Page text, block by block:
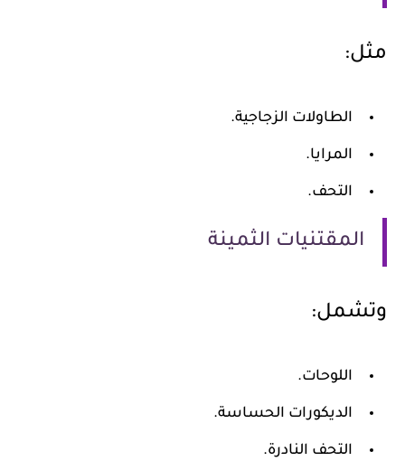
مثل:
الطاولات الزجاجية.
المرايا.
التحف.
المقتنيات الثمينة
وتشمل:
اللوحات.
الديكورات الحساسة.
التحف النادرة.